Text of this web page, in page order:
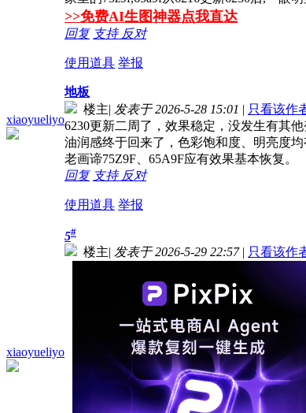
>>免费AI生图神器点我直达
回复 支持 反对
使用道具 举报
xiaoyueliyo
地板
楼主| 发表于 2026-5-28 15:01 | 只看该作
6230更新二周了，效果稳定，没发生有其他
油润感终于回来了，色彩饱和度、明亮度
老画谛75Z9F、65A9F应有效果基本恢复。
回复 支持 反对
使用道具 举报
xiaoyueliyo
5#
楼主| 发表于 2026-5-29 22:57 | 只看该作